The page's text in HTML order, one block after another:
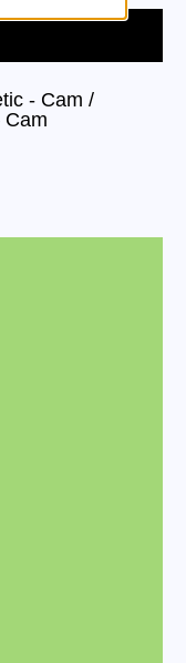
- Cam /
Cam